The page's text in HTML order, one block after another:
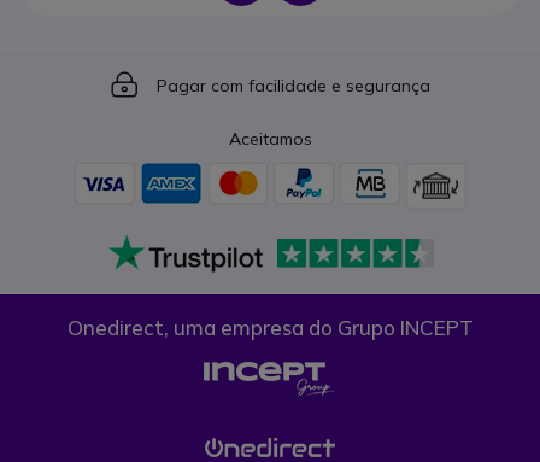
Icon
Pagar com facilidade e segurança
Aceitamos
Onedirect, uma empresa do Grupo INCEPT